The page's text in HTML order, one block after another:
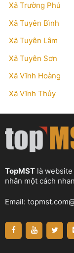
Xã Trường Phú
Xã Tuyên Bình
Xã Tuyên Lâm
Xã Tuyên Sơn
Xã Vĩnh Hoàng
Xã Vĩnh Thủy
TopMST là
nhân một cách
Email: